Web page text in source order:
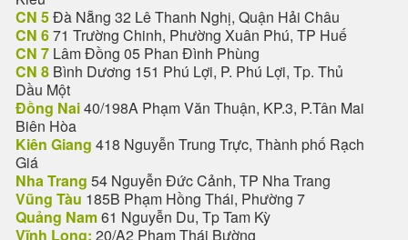
CN 5Đà Nẵng 32 Lê Thanh Nghị, Quận Hải Châu
CN 671 Trường Chinh, Phường Xuân Phú, TP Huế
CN 7 Lâm Đồng 05 Phan Đình Phùng
CN 8 Bình Dương 151 Phú Lợi, P. Phú Lợi, Tp. Thủ
Dầu Một
Đồng Nai40/198A Phạm Văn Thuận, KP.3, P.Tân Mai
Biên Hòa
Kiên Giang 418 Nguyễn Trung Trực, Thành phố Rạch
Giá
Nha Trang 54 Nguyễn Đức Cảnh, TP Nha Trang
Vũng Tàu 185B Phạm Hồng Thái, Phường 7
Quảng Nam61 Nguyễn Du, Tp Tam Kỳ
Vĩnh Long: 20/A2 Phạm Thái Bường